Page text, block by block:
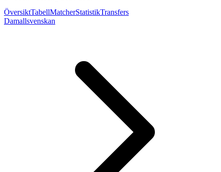
ÖversiktTabellMatcherStatistikTransfers
Damallsvenskan